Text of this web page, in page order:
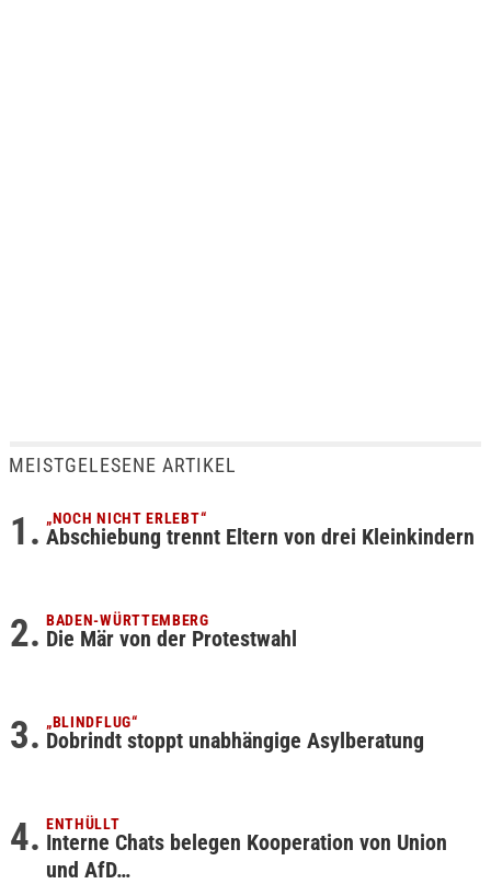
MEISTGELESENE ARTIKEL
„NOCH NICHT ERLEBT“
Abschiebung trennt Eltern von drei Kleinkindern
BADEN-WÜRTTEMBERG
Die Mär von der Protestwahl
„BLINDFLUG“
Dobrindt stoppt unabhängige Asylberatung
ENTHÜLLT
Interne Chats belegen Kooperation von Union
und AfD…